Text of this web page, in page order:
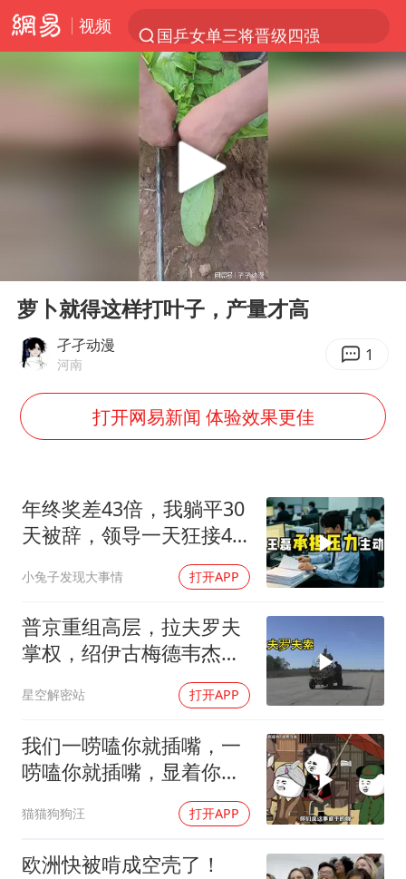
视频
国乒女单三将晋级四强
光影经济撬动暑期消费新蓝海
陈思诚零点晒照为佟丽娅庆生
马克·艾伦退出斯诺克中国公开赛
郑丽文：台湾从来没有“独立”过
情侣平潭拍日出坠崖1死1伤
全民健身事业高质量发展
老挝国会主席赛宋蓬逝世
茅台部分直营店飞天茅台提价
白海豚将正面袭击贯穿浙江
酒店回应车内过夜被收150元
黄金牛市回来了吗
酒店花洒现排泄物住客索赔遭拒
乐享全民健身 共筑健康中国
Play
萝卜就得这样打叶子，产量才高
孑孑动漫
河南 1
打开网易新闻 体验效果更佳
年终奖差43倍，我躺平30
天被辞，领导一天狂接47
小兔子发现大事情 打开APP
普京重组高层，拉夫罗夫
掌权，绍伊古梅德韦杰夫
星空解密站 打开APP
我们一唠嗑你就插嘴，一
唠嗑你就插嘴，显着你
猫猫狗狗汪 打开APP
欧洲快被啃成空壳了！